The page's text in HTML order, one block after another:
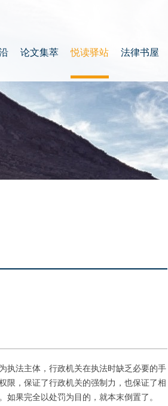
论文集萃 悦读驿站 法律书屋
执法主体，行政机关在执法时缺乏必要的手
限，保证了行政机关的强制力，也保证了相
果完全以处罚为目的，就本末倒置了。